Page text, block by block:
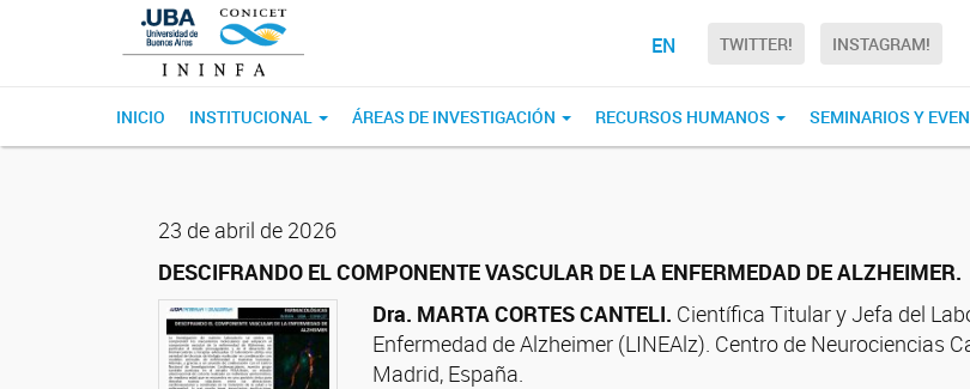
EN TWITTER! INSTAGRAM!
INICIO INSTITUCIONAL ÁREAS DE INVESTIGACIÓN RECURSOS HUMANOS SEMINARIOS Y
23 de abril de 2026
DESCIFRANDO EL COMPONENTE VASCULAR DE LA ENFERMEDAD DE ALZHEIMER.
Dra. MARTA CORTES CANTELI. Científica Titular y Jefa del
Enfermedad de Alzheimer (LINEAlz). Centro de Neurociencias
Madrid, España.